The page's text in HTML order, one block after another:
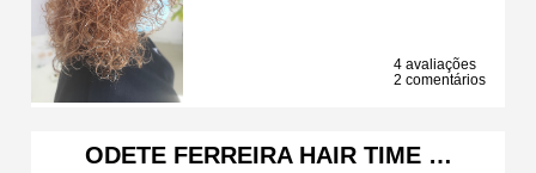
4 avaliações
2 comentários
ODETE FERREIRA HAIR TIME …